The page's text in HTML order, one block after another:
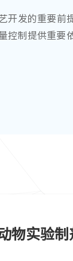
开发的重要
控制提供重要
物实验